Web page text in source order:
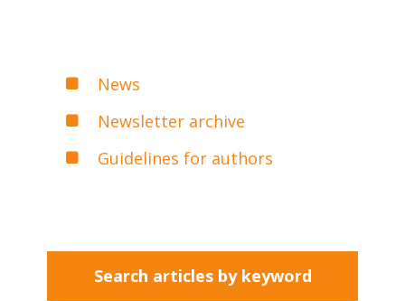
News
Newsletter archive
Guidelines for authors
Search articles by keyword